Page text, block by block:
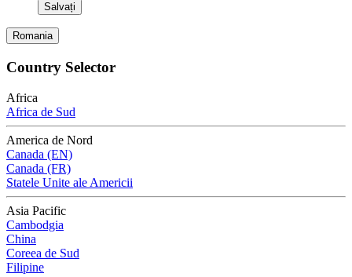
Salvați
Romania
Country Selector
Africa
Africa de Sud
America de Nord
Canada (EN)
Canada (FR)
Statele Unite ale Americii
Asia Pacific
Cambodgia
China
Coreea de Sud
Filipine